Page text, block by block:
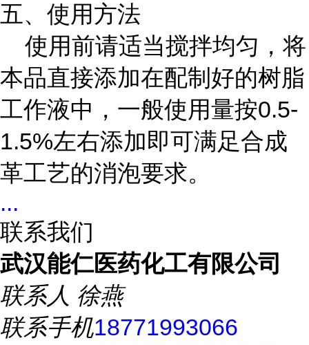
五、使用方法
使用前请适当搅拌均匀，将
本品直接添加在配制好的树脂
工作液中，一般使用量按0.5-
1.5%左右添加即可满足合成
革工艺的消泡要求。
...
联系我们
武汉能仁医药化工有限公司
联系人 徐燕
联系手机18771993066